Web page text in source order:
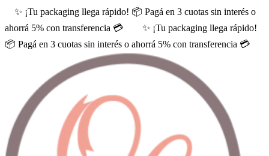
✨ ¡Tu packaging llega rápido! 📦 Pagá en 3 cuotas sin interés o
ahorrá 5% con transferencia 💳
✨ ¡Tu packaging llega rápido!
📦 Pagá en 3 cuotas sin interés o ahorrá 5% con transferencia 💳